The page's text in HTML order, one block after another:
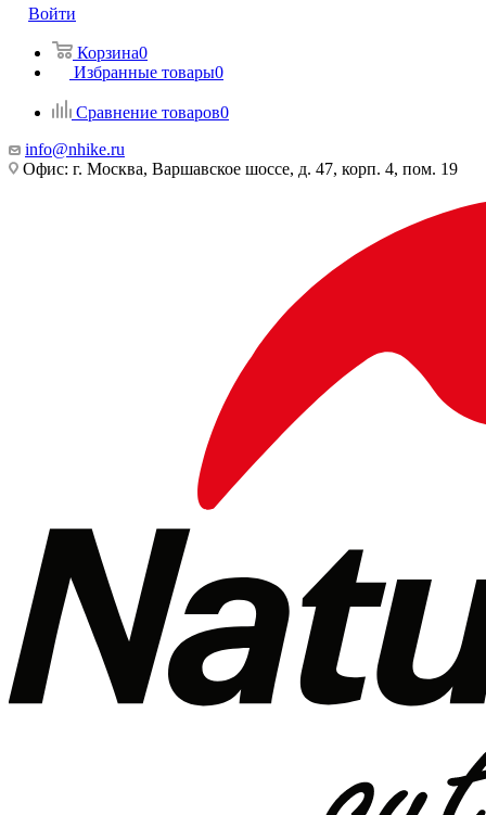
Войти
Корзина0
Избранные товары0
Сравнение товаров0
info@nhike.ru
Офис: г. Москва, Варшавское шоссе, д. 47, корп. 4, пом. 19